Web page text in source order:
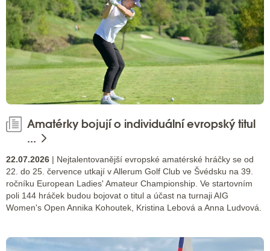
Amatérky bojují o individuální evropský titul
...
22.07.2026 | Nejtalentovanější evropské amatérské hráčky se od
22. do 25. července utkají v Allerum Golf Club ve Švédsku na 39.
ročníku European Ladies' Amateur Championship. Ve startovním
poli 144 hráček budou bojovat o titul a účast na turnaji AIG
Women's Open Annika Kohoutek, Kristina Lebová a Anna Ludvová.